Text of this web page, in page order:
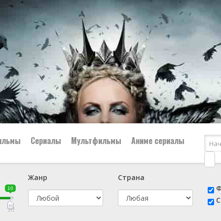
👨‍✈️ Военный
🕵️‍♂️ Детектив
Сериалы Мультфильмы Аниме сериалы
10
10
Жанр
Страна